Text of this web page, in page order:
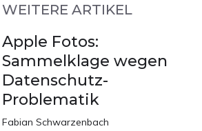
WEITERE ARTIKEL
Apple Fotos:
Sammelklage wegen
Datenschutz-
Problematik
Fabian Schwarzenbach